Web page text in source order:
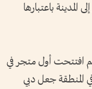
المدينة باعتبارها
افتتحت أول متجر في
المنطقة جعل دبي